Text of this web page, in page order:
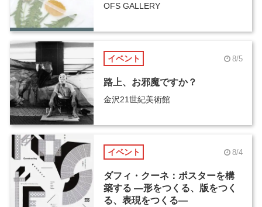
OFS GALLERY
イベント 8/5
路上、お邪魔ですか？
金沢21世紀美術館
イベント 8/4
ダフィ・クーネ：ポスターを構
築する ―形をつくる、版をつく
る、表現をつくる―